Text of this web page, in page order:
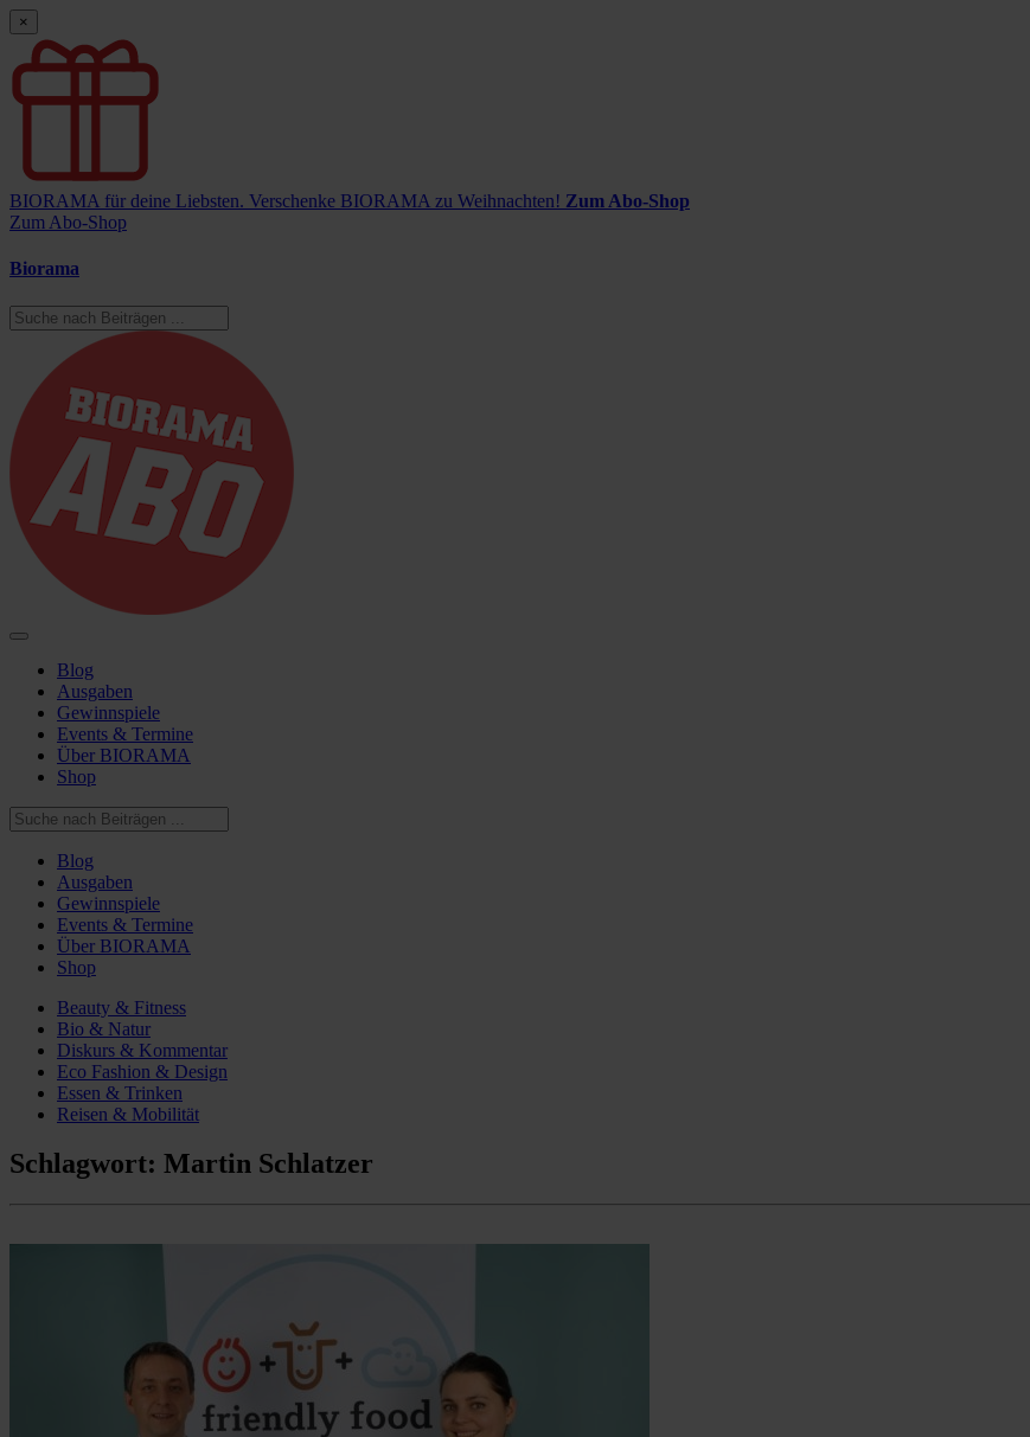
×
BIORAMA für deine Liebsten. Verschenke BIORAMA zu Weihnachten! Zum Abo-Shop
Zum Abo-Shop
Biorama
Blog
Ausgaben
Gewinnspiele
Events & Termine
Über BIORAMA
Shop
Blog
Ausgaben
Gewinnspiele
Events & Termine
Über BIORAMA
Shop
Beauty & Fitness
Bio & Natur
Diskurs & Kommentar
Eco Fashion & Design
Essen & Trinken
Reisen & Mobilität
Schlagwort: Martin Schlatzer